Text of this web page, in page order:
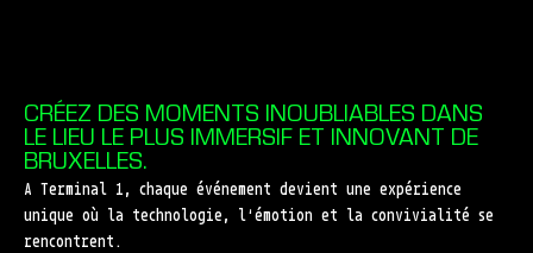
CRÉEZ DES MOMENTS INOUBLIABLES DANS
LE LIEU LE PLUS IMMERSIF ET INNOVANT DE
BRUXELLES.
A Terminal 1, chaque événement devient une expérience
unique où la technologie, l’émotion et la convivialité se
rencontrent.